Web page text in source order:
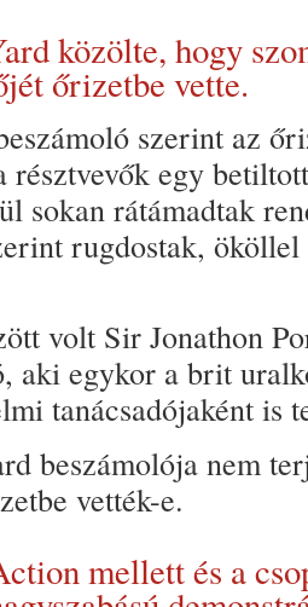
közölte, hogy
őrizetbe vette.
szerint az
résztvevők egy
sokan rátámadtak
rugdostak,
volt Sir Jonathon
aki egykor a brit
tanácsadójaként is
beszámolója nem
vették-e.
mellett és a